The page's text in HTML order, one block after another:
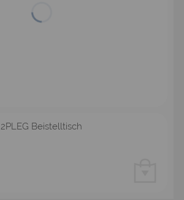
2PLEG Beistelltisch